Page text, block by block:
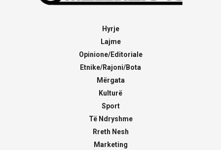
Hyrje
Lajme
Opinione/Editoriale
Etnike/Rajoni/Bota
Mërgata
Kulturë
Sport
Të Ndryshme
Rreth Nesh
Marketing